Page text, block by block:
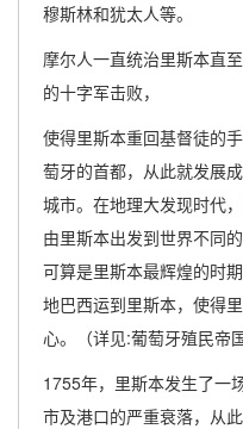
穆斯林和犹太人等。
摩尔人一直统治里斯本直
的十字军击败，
使得里斯本重回基督徒的
萄牙的首都，从此就发展
城市。在地理大发现时代
由里斯本出发到世界不同
可算是里斯本最辉煌的时
地巴西运到里斯本，使得
心。（详见:葡萄牙殖民帝国
1755年，里斯本发生了一
市及港口的严重衰落，从